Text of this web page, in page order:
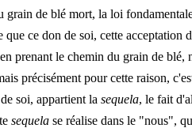
de blé mort, la loi
ce don de soi, cette acceptation
prenant le chemin du grain de blé,
précisément pour cette raison,
soi, appartient la sequela, le fait
sequela se réalise dans le "nous",